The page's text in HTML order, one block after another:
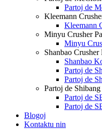
Partoj de
Kleemann
Kleemann
Minyu Crusher
Minyu
Shanbao Crusher
Shanbao
Partoj de
Partoj de
Partoj de
Partoj de
Partoj de
Blogoj
Kontaktu nin